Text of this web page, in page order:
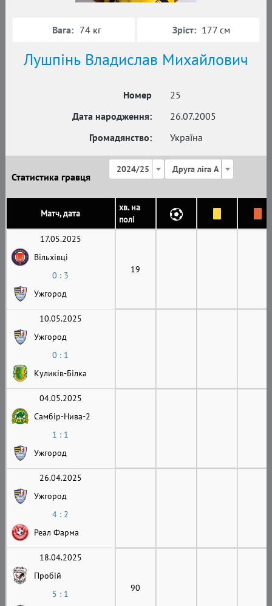
Лушпінь Владислав Михайлович
Номер
25
Дата народження:
26.07.2005
Громадянство:
Україна
Вага: 74 кг Зріст: 177 см
Статистика гравця
2024/25 Друга ліга А
Матч, дата
хв. на
полі
17.05.2025
Вільхівці
0 : 3
Ужгород
19
10.05.2025
Ужгород
0 : 1
Куликів-Білка
04.05.2025
Самбір-Нива-2
1 : 1
Ужгород
26.04.2025
Ужгород
4 : 2
Реал Фарма
18.04.2025
Пробій
5 : 1
90